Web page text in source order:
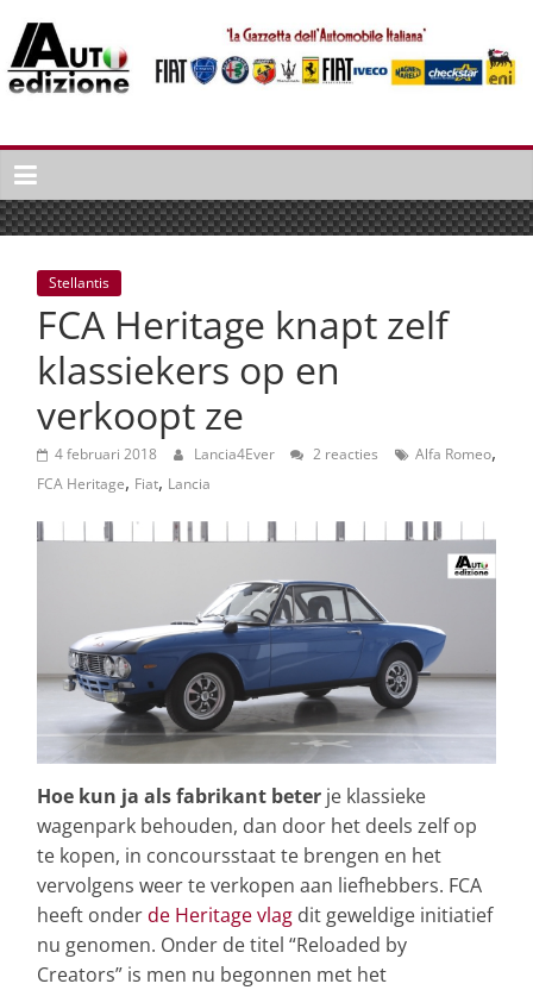
naar
inhoud
Auto
Edizione
La
Gazetta
dell'Automobile
Italiana
Italiaans
autonieuws
lifestyle
Stellantis
FCA Heritage knapt zelf
klassiekers op en
verkoopt ze
4 februari 2018 Lancia4Ever 2 reacties Alfa Romeo,
FCA Heritage, Fiat, Lancia
Hoe kun ja als fabrikant beter je klassieke
wagenpark behouden, dan door het deels zelf op
te kopen, in concoursstaat te brengen en het
vervolgens weer te verkopen aan liefhebbers. FCA
heeft onderde Heritage vlag dit geweldige initiatief
nu genomen. Onder de titel “Reloaded by
Creators” is men nu begonnen met het